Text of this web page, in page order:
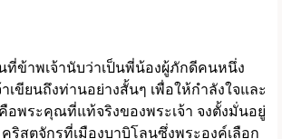
ข้าพเจ้านับว่าเป็นพี่น้องผู้ภักดีคนหนึ่ง
เขียนถึงท่านอย่างสั้นๆ เพื่อให้กำลังใจและ
พระคุณที่แท้จริงของพระเจ้า จงตั้งมั่นอยู่
คริสตจักรที่เมืองบาบิโลนซึ่งพระองค์เลือก